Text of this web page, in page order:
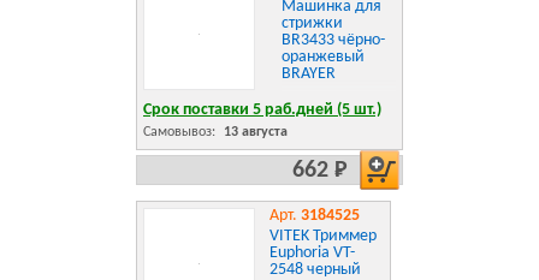
Машинка для
стрижки
BR3433 чёрно-
оранжевый
BRAYER
Срок поставки 5 раб.дней (5 шт.)
Самовывоз: 13 августа
662 Р
Арт. 3184525
VITEK Триммер
Euphoria VT-
2548 черный